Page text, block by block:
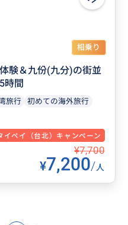
相乗り
験＆九份(九分)の街並
時間
旅行 初めての海外旅行
イペイ（台北）キャンペーン
¥7,700
¥7,200/人